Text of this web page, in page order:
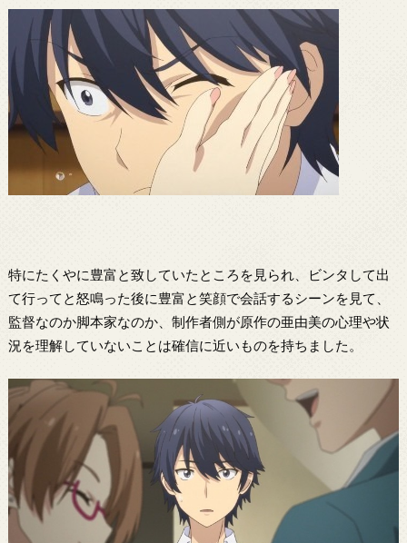
特にたくやに豊富と致していたところを見られ、ビンタして出
て行ってと怒鳴った後に豊富と笑顔で会話するシーンを見て、
監督なのか脚本家なのか、制作者側が原作の亜由美の心理や状
況を理解していないことは確信に近いものを持ちました。